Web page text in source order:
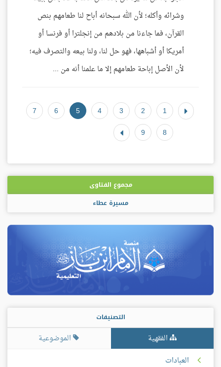
وشرائه وأكله؛ لأن الله سبحانه أباح لنا طعامهم بنص
القرآن، فما جاءنا من بلادهم من إنجلترا أو فرنسا أو
أمريكا أو أشباهها، فهو حل لنا، ولنا بيعه والتصرف فيه؛
لأن الأصل إباحة طعامهم إلا ما علمنا أنه من ...
1
2
3
4
5
6
7
8
9
مجموع الفتاوى
مسيرة عطاء
التصنيفات
الفقهية
الموضوعية
العبادات